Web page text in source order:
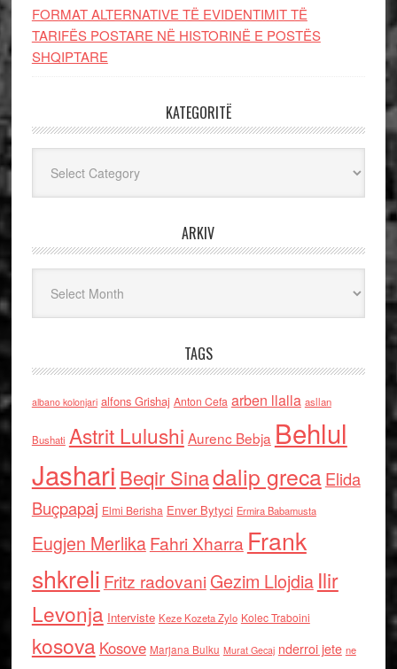
FORMAT ALTERNATIVE TË EVIDENTIMIT TË
TARIFËS POSTARE NË HISTORINË E POSTËS
SHQIPTARE
KATEGORITË
ARKIV
TAGS
albano kolonjari alfons Grishaj Anton Cefa arben llalla asllan
Bushati Astrit Lulushi Aurenc Bebja Behlul
Jashari Beqir Sinadalip grecaElida
Buçpapaj Elmi Berisha Enver Bytyci Ermira Babamusta
Eugjen MerlikaFahri Xharra Frank
shkreli Fritz radovaniGezim Llojdia Ilir
Levonja Interviste Keze Kozeta Zylo Kolec Traboini
kosova Kosove Marjana Bulku Murat Gecaj nderroi jete ne